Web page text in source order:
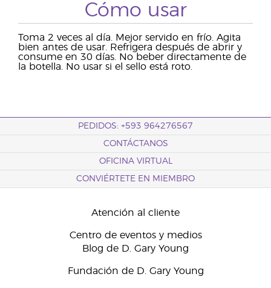
Cómo usar
Toma 2 veces al día. Mejor servido en frío. Agita
bien antes de usar. Refrigera después de abrir y
consume en 30 días. No beber directamente de
la botella. No usar si el sello está roto.
PEDIDOS: +593 964276567
CONTÁCTANOS
OFICINA VIRTUAL
CONVIÉRTETE EN MIEMBRO
Atención al cliente
Centro de eventos y medios
Blog de D. Gary Young
Fundación de D. Gary Young